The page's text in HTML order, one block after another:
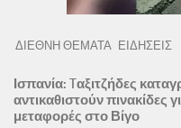
ΔΙΕΘΝΗ ΘΕΜΑΤΑ ΕΙΔΗΣΕΙΣ
Ισπανία: Tαξιτζήδες
αντικαθιστούν πινακίδες
μεταφορές στο Βίγο